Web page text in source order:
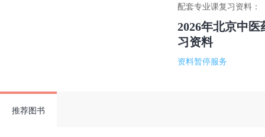
配套专业课复习资料：
2026年北京中
习资料
资料暂停服务
推荐图书